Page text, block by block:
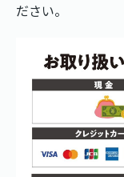
ださい。